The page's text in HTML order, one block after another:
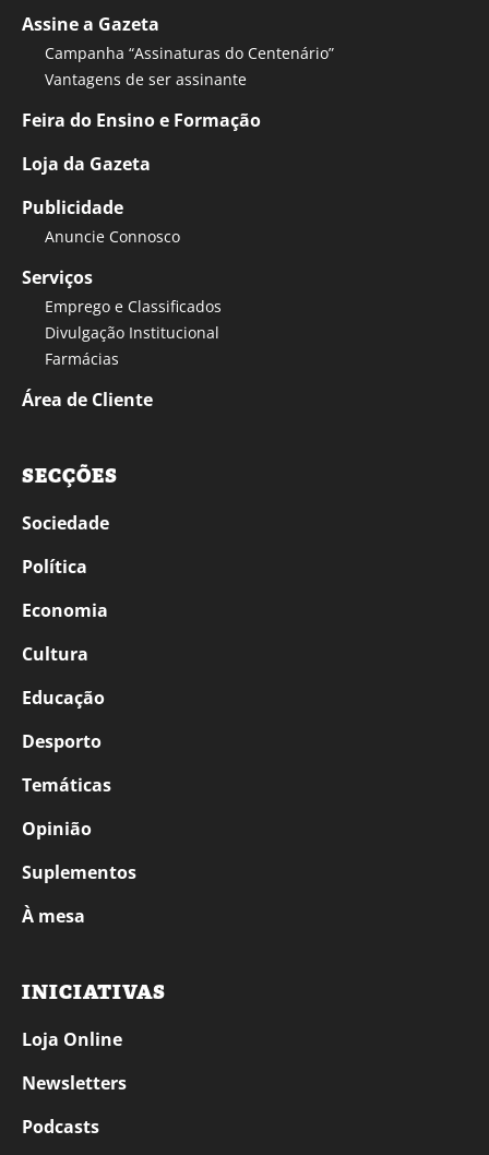
Assine a Gazeta
Campanha “Assinaturas do Centenário”
Vantagens de ser assinante
Feira do Ensino e Formação
Loja da Gazeta
Publicidade
Anuncie Connosco
Serviços
Emprego e Classificados
Divulgação Institucional
Farmácias
Área de Cliente
SECÇÕES
Sociedade
Política
Economia
Cultura
Educação
Desporto
Temáticas
Opinião
Suplementos
À mesa
INICIATIVAS
Loja Online
Newsletters
Podcasts